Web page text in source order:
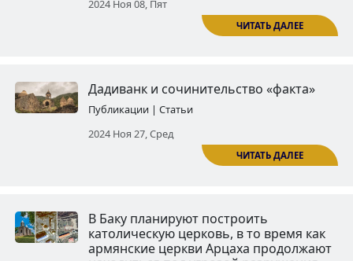
Цицернаванк: один из
армянского церковного
2024 Авг 26, Пон
церковь -- оба являются
Божьей: по следам одного
пожертвования